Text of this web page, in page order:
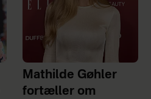
Mathilde Gøhler
fortæller om